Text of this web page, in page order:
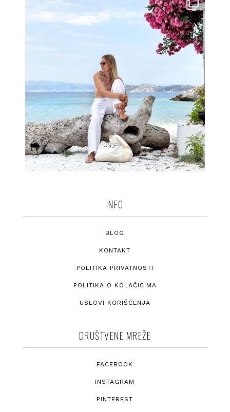
INFO
BLOG
KONTAKT
POLITIKA PRIVATNOSTI
POLITIKA O KOLAČIĆIMA
USLOVI KORIŠĆENJA
DRUŠTVENE MREŽE
FACEBOOK
INSTAGRAM
PINTEREST